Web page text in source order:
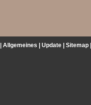
Allgemeines Update Sitemap